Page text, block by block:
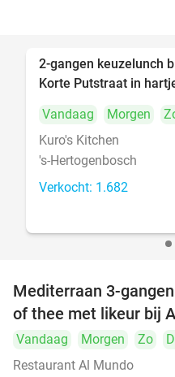
2-gangen keuzelunch
Korte Putstraat in
Vandaag
Morgen
Kuro's Kitchen
's-Hertogenbosch
Verkocht: 1.682
Mediterraan 3-
of thee met likeur bij
Vandaag Morgen Zo
Restaurant Al Mundo